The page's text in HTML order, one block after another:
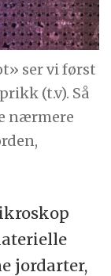
ser vi først
(t.v). Så
nærmere
jordarter,